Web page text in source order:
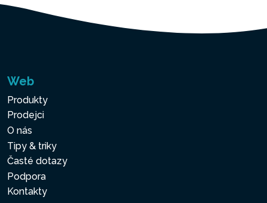
Web
Produkty
Prodejci
O nás
Tipy & triky
Časté dotazy
Podpora
Kontakty